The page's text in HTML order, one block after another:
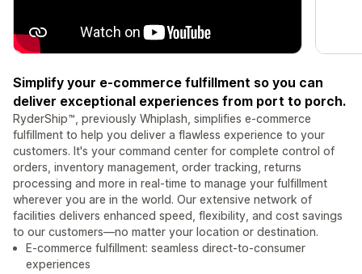
Simplify your e-commerce fulfillment so you can
deliver exceptional experiences from port to porch.
RyderShip™, previously Whiplash, simplifies e-commerce
fulfillment to help you deliver a flawless experience to your
customers. It's your command center for complete control of
orders, inventory management, order tracking, returns
processing and more in real-time to manage your fulfillment
wherever you are in the world. Our extensive network of
facilities delivers enhanced speed, flexibility, and cost savings
to our customers—no matter your location or destination.
E-commerce fulfillment: seamless direct-to-consumer
experiences